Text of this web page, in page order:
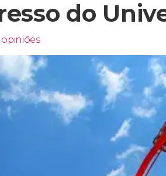
Reino
Turquia
do
opiniões